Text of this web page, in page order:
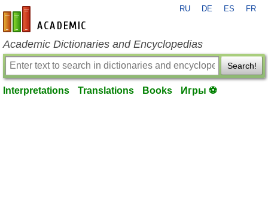
en-academic.com
RU DE ES FR
Academic Dictionaries and Encyclopedias
Search!
Interpretations Translations Books Игры ⚽